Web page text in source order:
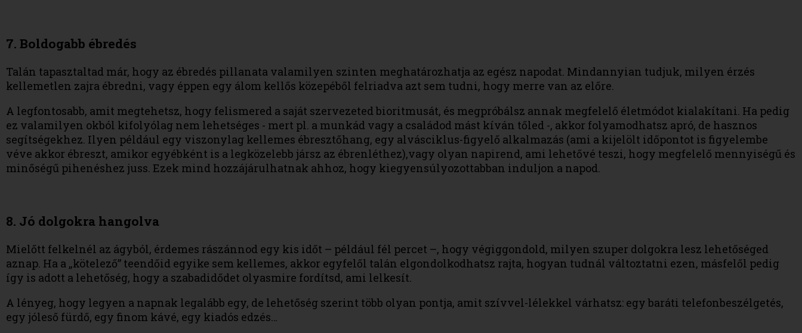
7. Boldogabb ébredés
Talán tapasztaltad már, hogy az ébredés pillanata valamilyen szinten meghatározhatja az egész napodat. Mindannyian tudjuk, milyen érzés
kellemetlen zajra ébredni, vagy éppen egy álom kellős közepéből felriadva azt sem tudni, hogy merre van az előre.
A legfontosabb, amit megtehetsz, hogy felismered a saját szervezeted bioritmusát, és megpróbálsz annak megfelelő életmódot kialakítani. Ha pedig
ez valamilyen okból kifolyólag nem lehetséges - mert pl. a munkád vagy a családod mást kíván tőled -, akkor folyamodhatsz apró, de hasznos
segítségekhez. Ilyen például egy viszonylag kellemes ébresztőhang, egy alvásciklus-figyelő alkalmazás (ami a kijelölt időpontot is figyelembe
véve akkor ébreszt, amikor egyébként is a legközelebb jársz az ébrenléthez),vagy olyan napirend, ami lehetővé teszi, hogy megfelelő mennyiségű és
minőségű pihenéshez juss. Ezek mind hozzájárulhatnak ahhoz, hogy kiegyensúlyozottabban induljon a napod.
8. Jó dolgokra hangolva
Mielőtt felkelnél az ágyból, érdemes rászánnod egy kis időt – például fél percet –, hogy végiggondold, milyen szuper dolgokra lesz lehetőséged
aznap. Ha a „kötelező” teendőid egyike sem kellemes, akkor egyfelől talán elgondolkodhatsz rajta, hogyan tudnál változtatni ezen, másfelől pedig
így is adott a lehetőség, hogy a szabadidődet olyasmire fordítsd, ami lelkesít.
A lényeg, hogy legyen a napnak legalább egy, de lehetőség szerint több olyan pontja, amit szívvel-lélekkel várhatsz: egy baráti telefonbeszélgetés,
egy jóleső fürdő, egy finom kávé, egy kiadós edzés…